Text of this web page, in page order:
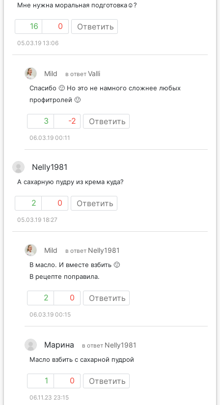
Мне нужна моральная подготовка☺?
16 0 Ответить
05.03.19 13:06
Mild в ответ Valli
Спасибо 🙂 Но это не намного сложнее любых
профитролей 🙂
3 -2 Ответить
06.03.19 00:11
Nelly1981
А сахарную пудру из крема куда?
2 0 Ответить
05.03.19 18:27
Mild в ответ Nelly1981
В масло. И вместе взбить 🙂
В рецепте поправила.
2 0 Ответить
06.03.19 00:15
Марина в ответ Nelly1981
Масло взбить с сахарной пудрой
1 0 Ответить
06.11.23 23:15